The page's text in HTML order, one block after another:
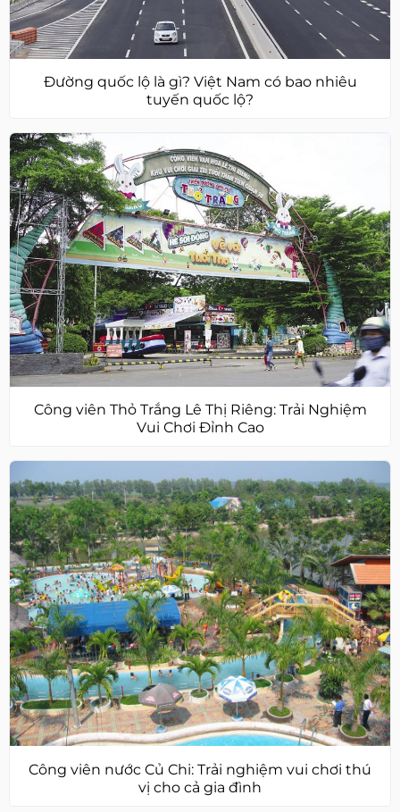
Đường quốc lộ là gì? Việt Nam có bao nhiêu
tuyến quốc lộ?
Công viên Thỏ Trắng Lê Thị Riêng: Trải Nghiệm
Vui Chơi Đỉnh Cao
Công viên nước Củ Chi: Trải nghiệm vui chơi thú
vị cho cả gia đình